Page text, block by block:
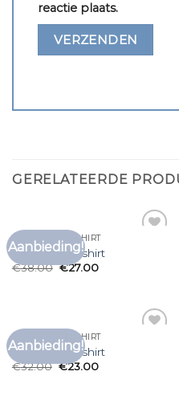
reactie plaats.
GERELATEERDE
Aanbieding!
GAS MONKEY SHIRT
gas monkey shirt
€38.00 €27.00
Aanbieding!
GAS MONKEY SHIRT
gas monkey shirt
€32.00 €23.00